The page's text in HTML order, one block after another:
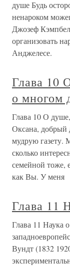
душе Будь
ненароком
Джозеф
организовать
Анджелесе.
Глава 10
о многом
Глава 10 О
Оксана, добрый
мудрую газету.
сколько
семейной тоже,
как Вы. У меня
Глава 11
Глава 11 Наука
Вундт (1832